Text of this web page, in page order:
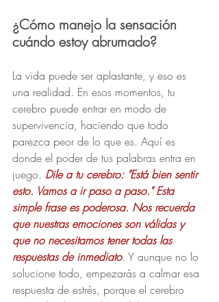
¿Cómo manejo la sensación
cuándo estoy abrumado?
La vida puede ser aplastante, y eso es
una realidad. En esos momentos, tu
cerebro puede entrar en modo de
supervivencia, haciendo que todo
parezca peor de lo que es. Aquí es
donde el poder de tus palabras entra en
juego. Dile a tu cerebro: "Está bien sentir
esto. Vamos a ir paso a paso." Esta
simple frase es poderosa. Nos recuerda
que nuestras emociones son válidas y
que no necesitamos tener todas las
respuestas de inmediato. Y aunque no lo
solucione todo, empezarás a calmar esa
respuesta de estrés, porque el cerebro